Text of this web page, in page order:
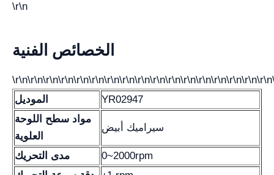
\r\n
الخصائص الفنية
الموديل
YR02947
مواد سطح اللوحة
العلوية
سيراميك أبيض
مدى التحريك
0~2000rpm